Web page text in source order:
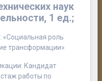
наук
1 ед.;
«Социальная роль
трансформации»
Кандидат
работы по